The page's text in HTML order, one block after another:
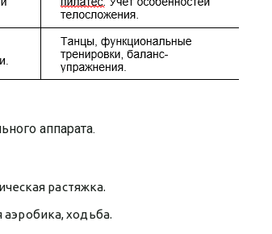
аппарата.
растяжка.
ходьба.